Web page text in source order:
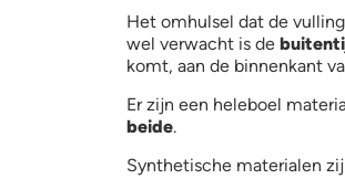
Het omhulsel dat de
wel verwacht is de
komt, aan de binnenkant
Er zijn een heleboel
beide.
Synthetische materialen